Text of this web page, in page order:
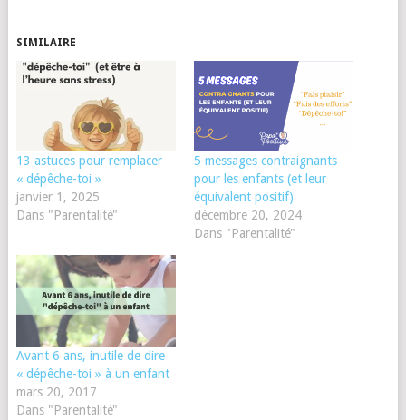
SIMILAIRE
13 astuces pour remplacer
« dépêche-toi »
janvier 1, 2025
Dans "Parentalité"
5 messages contraignants
pour les enfants (et leur
équivalent positif)
décembre 20, 2024
Dans "Parentalité"
Avant 6 ans, inutile de dire
« dépêche-toi » à un enfant
mars 20, 2017
Dans "Parentalité"